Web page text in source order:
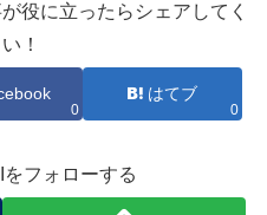
役に立ったらシェアしてく
！
0
はてブ
0
フォローする